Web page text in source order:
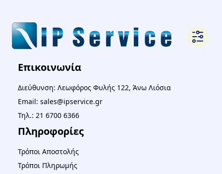
Επικοινωνία
Διεύθυνση: Λεωφόρος Φυλής 122, Άνω Λιόσια
Email: sales@ipservice.gr
Τηλ.: 21 6700 6366
Πληροφορίες
Τρόποι Αποστολής
Τρόποι Πληρωμής